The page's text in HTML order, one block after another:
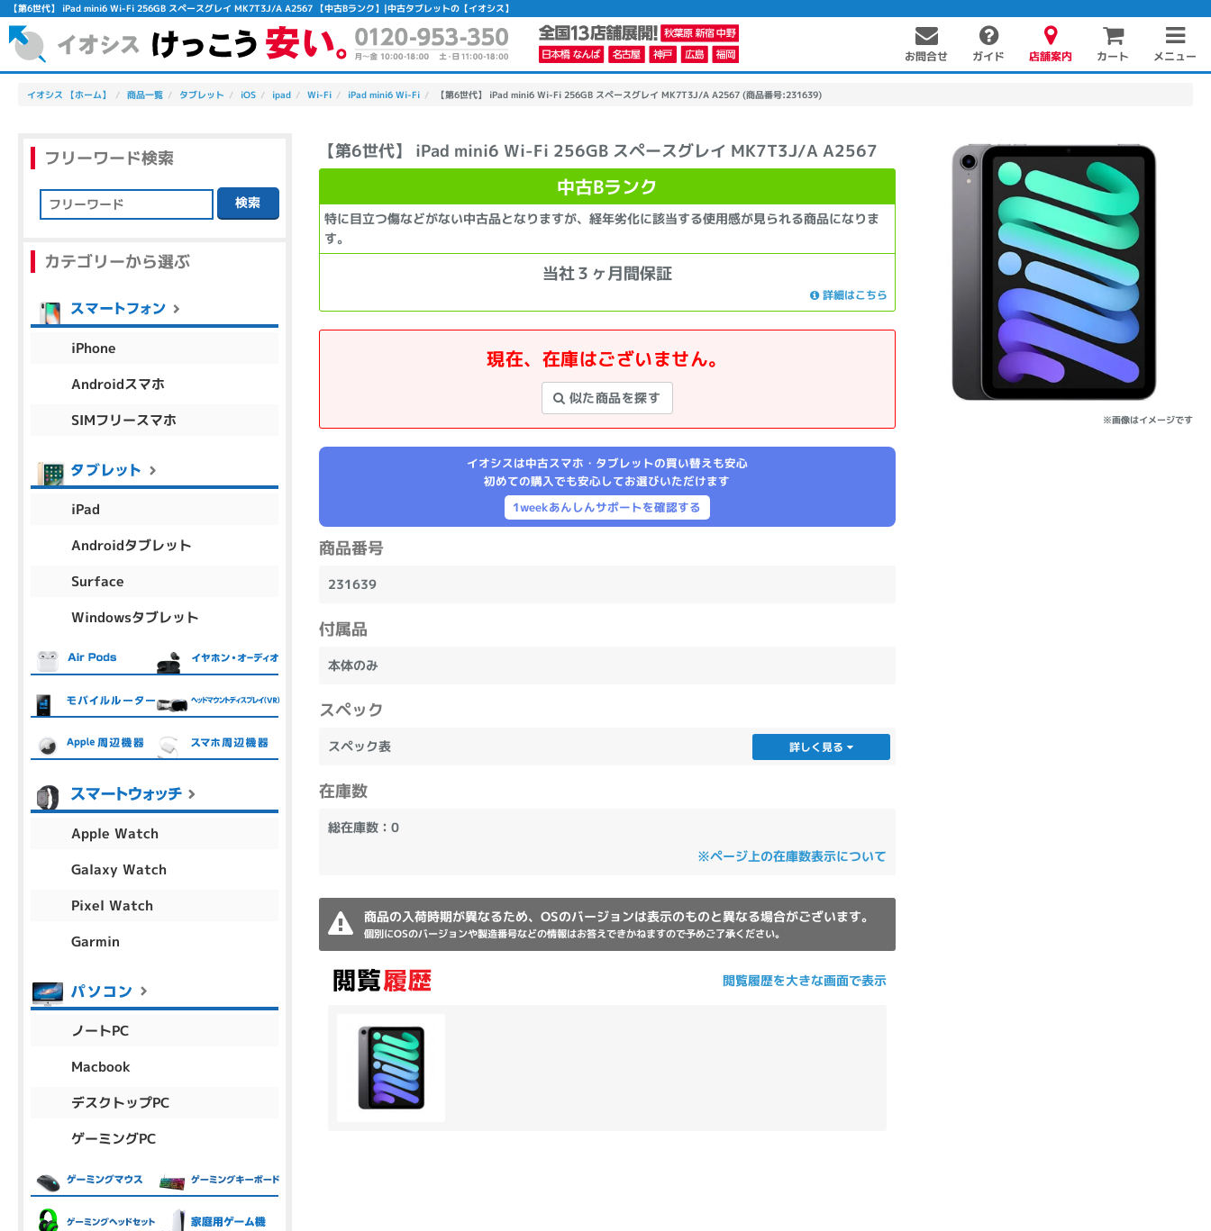
【第6世代】 iPad mini6 Wi-Fi 256GB スペースグレイ MK7T3J/A A2567 【中古Bランク】|中古タブレットの【イオシス】
お問合せ ガイド 店舗案内 カート メニュー
イオシス 【ホーム】 商品一覧 タブレット iOS ipad Wi-Fi iPad mini6 Wi-Fi 【第6世代】 iPad mini6 Wi-Fi 256GB スペースグレイ MK7T3J/A A2567 (商品番号:231639)
【第6世代】 iPad mini6 Wi-Fi 256GB スペースグレイ MK7T3J/A A2567
※画像はイメージです
中古Bランク
特に目立つ傷などがない中古品となりますが、経年劣化に該当する使用感が見られる商品になりま
す。
当社３ヶ月間保証
詳細はこちら
現在、在庫はございません。
似た商品を探す
イオシスは中古スマホ・タブレットの買い替えも安心
初めての購入でも安心してお選びいただけます
1weekあんしんサポートを確認する
商品番号
231639
付属品
本体のみ
スペック
スペック表 詳しく見る
在庫数
総在庫数：0
※ページ上の在庫数表示について
商品の入荷時期が異なるため、OSのバージョンは表示のものと異なる場合がございます。
個別にOSのバージョンや製造番号などの情報はお答えできかねますので予めご了承ください。
閲覧履歴を大きな画面で表示
フリーワード検索
検索
カテゴリーから選ぶ
iPhone
Androidスマホ
SIMフリースマホ
iPad
Androidタブレット
Surface
Windowsタブレット
Apple Watch
Galaxy Watch
Pixel Watch
Garmin
ノートPC
Macbook
デスクトップPC
ゲーミングPC
かんたんパソコン検索に切り替える
除外ワード
人気の検索ワード：Let's note EliteBook
カテゴリー
ノートPC デスクPC ソフト
商品シリーズ名・ブランド名の絞り込み。
Thinkpad VAIO
aspire Inspiron
メーカー
Apple SONY TOSHIBA Panasonic FUJITSU
Asus HP
商品の搭載機能による絞り込み
Webカメラ内蔵
ランク
商品状態の絞り込み
新品/未使用 中古 新品 Aランク
メモリ
~
容量
~
円 ～